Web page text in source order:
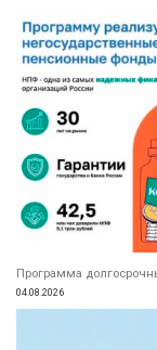
Программа
04.08.2026